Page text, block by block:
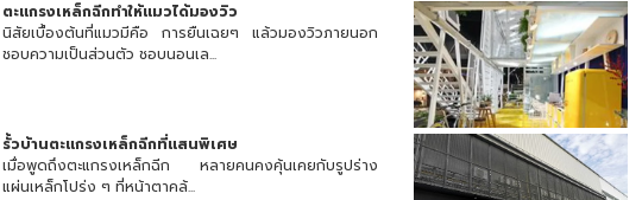
ตะแกรงเหล็กฉีกทำให้แมวได้มองวิว
นิสัยเบื้องต้นที่แมวมีคือ การยืนเฉยๆ แล้วมองวิวภายนอก
ชอบความเป็นส่วนตัว ชอบนอนเล...
รั้วบ้านตะแกรงเหล็กฉีกที่แสนพิเศษ
เมื่อพูดถึงตะแกรงเหล็กฉีก หลายคนคงคุ้นเคยกับรูปร่าง
แผ่นเหล็กโปร่ง ๆ ที่หน้าตาคล้...